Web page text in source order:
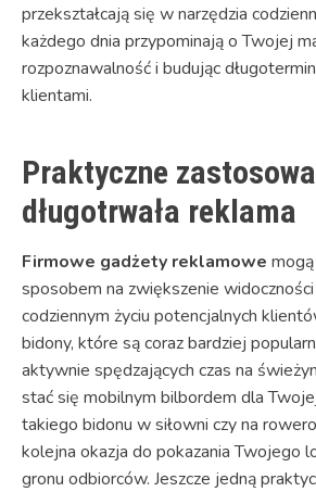
przekształcają się w narzędzia
każdego dnia przypominają o Twojej
rozpoznawalność i budując
klientami.
Praktyczne
długotrwała reklama
Firmowe gadżety reklamowe
sposobem na zwiększenie
codziennym życiu potencjalnych
bidony, które są coraz bardziej
aktywnie spędzających czas na
stać się mobilnym bilbordem dla
takiego bidonu w siłowni czy na
kolejna okazja do pokazania Twojego
gronu odbiorców. Jeszcze jedną